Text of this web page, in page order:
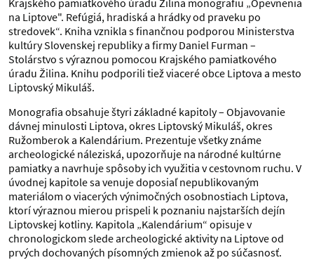
Krajského pamiatkového úradu Žilina monografiu „Opevnenia
na Liptove". Refúgiá, hradiská a hrádky od praveku po
stredovek“. Kniha vznikla s finančnou podporou Ministerstva
kultúry Slovenskej republiky a firmy Daniel Furman –
Stolárstvo s výraznou pomocou Krajského pamiatkového
úradu Žilina. Knihu podporili tiež viaceré obce Liptova a mesto
Liptovský Mikuláš.
Monografia obsahuje štyri základné kapitoly – Objavovanie
dávnej minulosti Liptova, okres Liptovský Mikuláš, okres
Ružomberok a Kalendárium. Prezentuje všetky známe
archeologické náleziská, upozorňuje na národné kultúrne
pamiatky a navrhuje spôsoby ich využitia v cestovnom ruchu. V
úvodnej kapitole sa venuje doposiaľ nepublikovaným
materiálom o viacerých výnimočných osobnostiach Liptova,
ktorí výraznou mierou prispeli k poznaniu najstarších dejín
Liptovskej kotliny. Kapitola „Kalendárium“ opisuje v
chronologickom slede archeologické aktivity na Liptove od
prvých dochovaných písomných zmienok až po súčasnosť.